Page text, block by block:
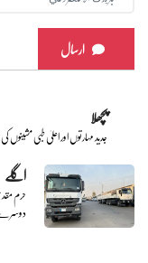
ارسال
پچھلا
جدید مہارتوں اور اعلیٰ طبی
اگلے
حرم
دوسرے